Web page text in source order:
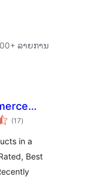
ລາຍການ
(17ຄະແນນ
ທັງໝົດ
)
in a
Best